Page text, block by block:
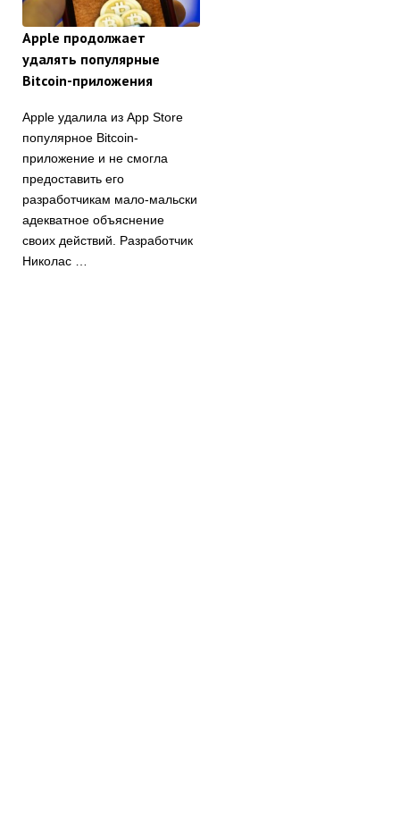
Apple продолжает
удалять популярные
Bitcoin-приложения
Apple удалила из App Store
популярное Bitcoin-
приложение и не смогла
предоставить его
разработчикам мало-мальски
адекватное объяснение
своих действий. Разработчик
Николас …